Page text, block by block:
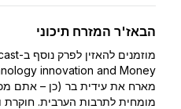
הבאז'ר המזרח תיכוני
מארח את עידית בר (כן – אתם
מומחית לתרבות הערבית. חוקרת